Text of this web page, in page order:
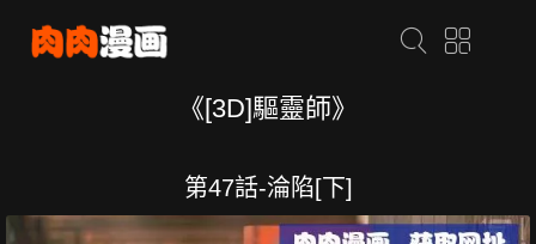
《[3D]驅靈師》
第47話-淪陷[下]